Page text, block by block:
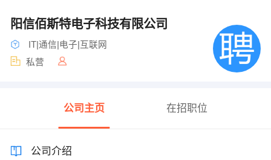
阳信佰斯特电子科技有限公司
IT|通信|电子|互联网
私营
公司主页 在招职位
公司介绍